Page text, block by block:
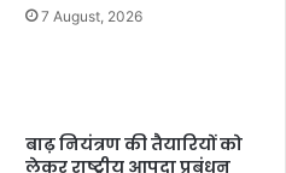
7 August, 2026
बाढ़ नियंत्रण की तैयारियों को
लेकर राष्ट्रीय आपदा प्रबंधन